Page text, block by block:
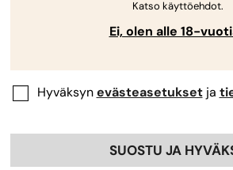
Katso käyttöehdot.
Ei, olen alle 18-
Hyväksynevästeasetuksetja
SUOSTU JA